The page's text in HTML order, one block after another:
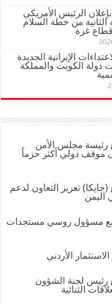
الرئيس الأمريكي
الثانية من خطة السلام
غزة
الإيرانية الجديدة
دولة الكويت والمملكة
رئيسة مجلس الأمن
موقف دولي أكثر حزماً
تعزيز التعاون لدعم
اليمن
مسؤول روسي مستجدات
الأردني
رئيس لجنة الشؤون
الثنائية